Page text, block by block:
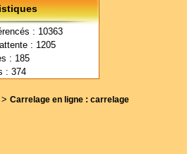
: 10363
: 1205
: 185
: 374
> Carrelage en ligne : carrelage